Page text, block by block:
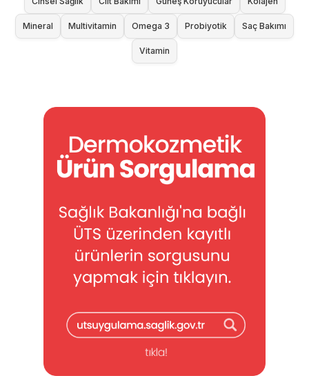
Mineral Multivitamin Omega 3 Probiyotik Saç Bakımı
Vitamin